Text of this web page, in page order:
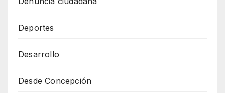
Deportes
Desarrollo
Desde Concepción